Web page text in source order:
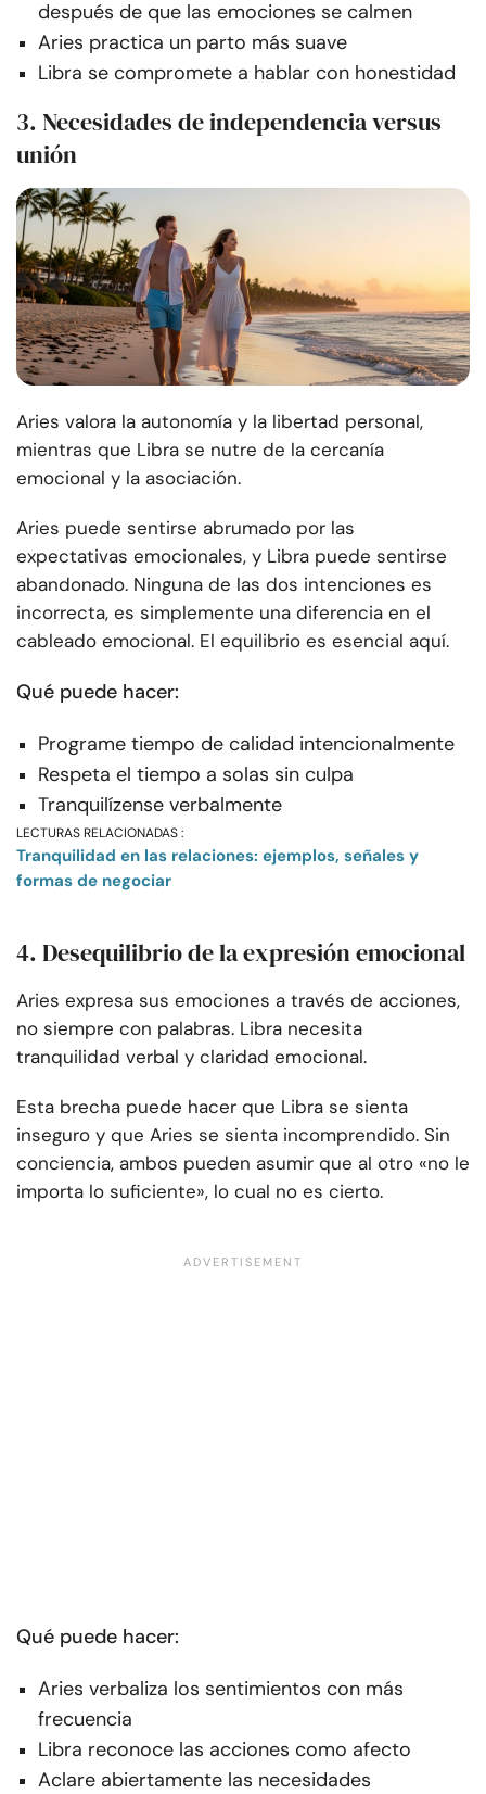
después de que las emociones se calmen
Aries practica un parto más suave
Libra se compromete a hablar con honestidad
3. Necesidades de independencia versus
unión
Aries valora la autonomía y la libertad personal,
mientras que Libra se nutre de la cercanía
emocional y la asociación.
Aries puede sentirse abrumado por las
expectativas emocionales, y Libra puede sentirse
abandonado. Ninguna de las dos intenciones es
incorrecta, es simplemente una diferencia en el
cableado emocional. El equilibrio es esencial aquí.
Qué puede hacer:
Programe tiempo de calidad intencionalmente
Respeta el tiempo a solas sin culpa
Tranquilízense verbalmente
LECTURAS RELACIONADAS :
Tranquilidad en las relaciones: ejemplos, señales y
formas de negociar
4. Desequilibrio de la expresión emocional
Aries expresa sus emociones a través de acciones,
no siempre con palabras. Libra necesita
tranquilidad verbal y claridad emocional.
Esta brecha puede hacer que Libra se sienta
inseguro y que Aries se sienta incomprendido. Sin
conciencia, ambos pueden asumir que al otro «no le
importa lo suficiente», lo cual no es cierto.
Qué puede hacer:
Aries verbaliza los sentimientos con más
frecuencia
Libra reconoce las acciones como afecto
Aclare abiertamente las necesidades